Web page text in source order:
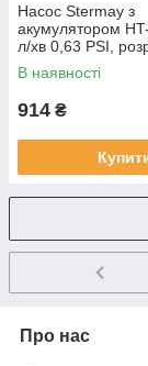
Насос Stermay з
акумулятором
л/хв 0,63 PSI,
15 хв
В наявності
914 ₴
Про нас